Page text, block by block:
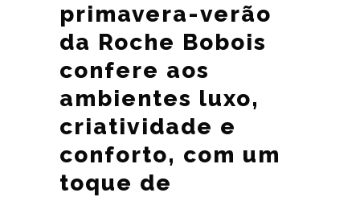
primavera-verão
da Roche Bobois
confere aos
ambientes luxo,
criatividade e
conforto, com um
toque de